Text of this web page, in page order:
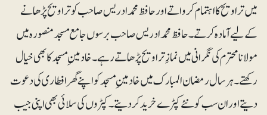
میں تراویح کا اہتمام کرواتے اور حافظ محمد ادریس صاحب کو تراویح پڑھانے
کے لیے آمادہ کر تے ۔حافظ محمد ادریس صاحب برسوں جامع مسجد منصورہ میں
مولانا محترم کی نگرانی میں نمازِ تراویح پڑھاتے رہے۔ خادمینِ مسجد کا بھی خیال
رکھتے ۔ہر سال رمضان المبارک میں خادمینِ مسجد کو اپنے گھر افطاری کی دعوت
دیتے اور ان سب کو نئے کپڑے خرید کر دیتے۔ کپڑوں کی سلائی بھی اپنی جیب